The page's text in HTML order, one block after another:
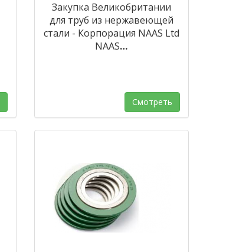
Закупка Великобритании
для труб из нержавеющей
стали - Корпорация NAAS Ltd
NAAS…
Смотреть